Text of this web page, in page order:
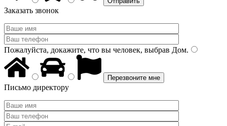
Заказать звонок
Пожалуйста, докажите, что вы человек, выбрав Дом.
Письмо директору